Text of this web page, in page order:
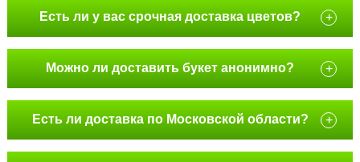
Есть ли у вас срочная доставка цветов? +
Можно ли доставить букет анонимно? +
Есть ли доставка по Московской области? +